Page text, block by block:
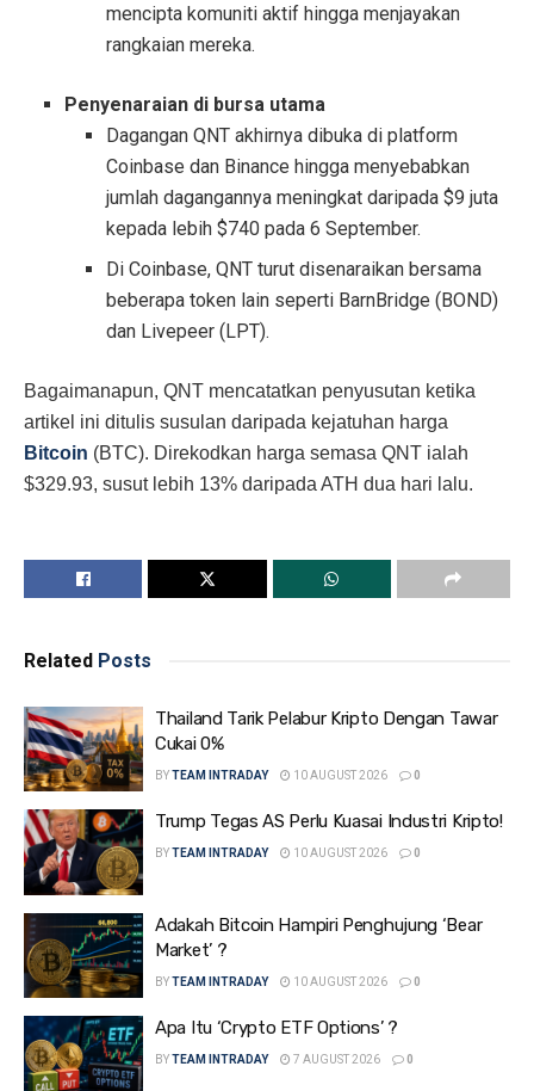
mencipta komuniti aktif hingga menjayakan
rangkaian mereka.
Penyenaraian di bursa utama
Dagangan QNT akhirnya dibuka di platform
Coinbase dan Binance hingga menyebabkan
jumlah dagangannya meningkat daripada $9 juta
kepada lebih $740 pada 6 September.
Di Coinbase, QNT turut disenaraikan bersama
beberapa token lain seperti BarnBridge (BOND)
dan Livepeer (LPT).
Bagaimanapun, QNT mencatatkan penyusutan ketika
artikel ini ditulis susulan daripada kejatuhan harga
Bitcoin (BTC). Direkodkan harga semasa QNT ialah
$329.93, susut lebih 13% daripada ATH dua hari lalu.
Related Posts
Thailand Tarik Pelabur Kripto Dengan Tawar
Cukai 0%
BYTEAM INTRADAY 10 AUGUST 2026 0
Trump Tegas AS Perlu Kuasai Industri Kripto!
BYTEAM INTRADAY 10 AUGUST 2026 0
Adakah Bitcoin Hampiri Penghujung ‘Bear
Market’ ?
BYTEAM INTRADAY 10 AUGUST 2026 0
Apa Itu ‘Crypto ETF Options’ ?
BYTEAM INTRADAY 7 AUGUST 2026 0